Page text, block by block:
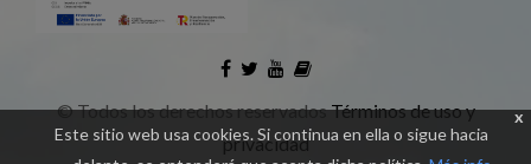
©Todos los derechos reservadosTérminos de uso y
privacidad
x
Este sitio web usa cookies. Si continua en ella o sigue hacia